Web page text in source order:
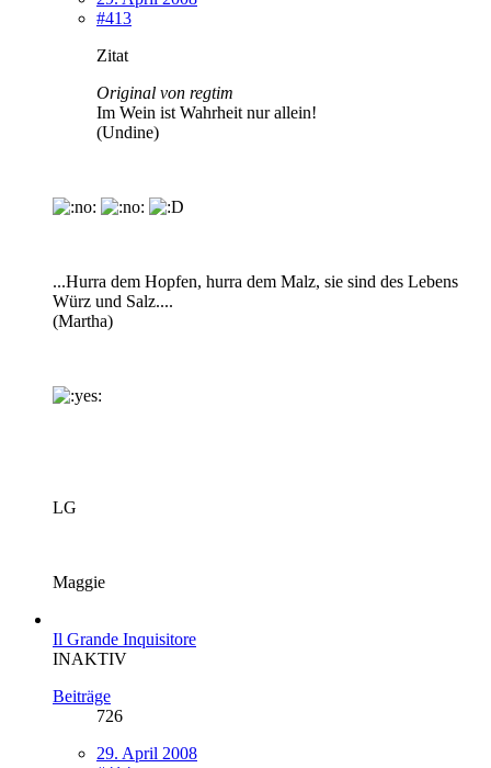
#413
Zitat
Original von regtim
Im Wein ist Wahrheit nur allein!
(Undine)
...Hurra dem Hopfen, hurra dem Malz, sie sind des Lebens
Würz und Salz....
(Martha)
LG
Maggie
Il Grande Inquisitore
INAKTIV
Beiträge
726
29. April 2008